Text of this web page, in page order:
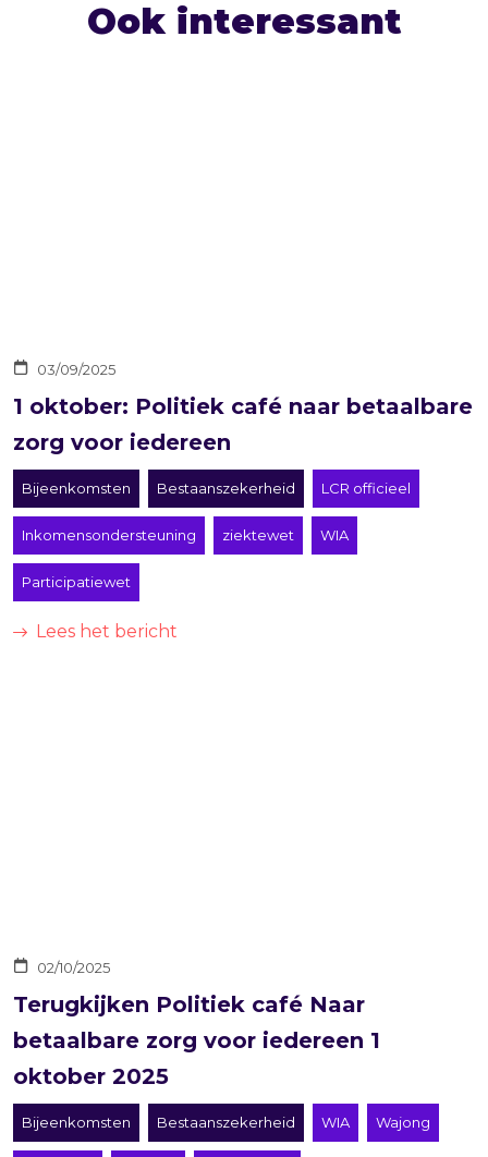
Ook interessant
03/09/2025
1 oktober: Politiek café naar betaalbare
zorg voor iedereen
Bijeenkomsten Bestaanszekerheid LCR officieel
Inkomensondersteuning ziektewet WIA
Participatiewet
Lees het bericht
02/10/2025
Terugkijken Politiek café Naar
betaalbare zorg voor iedereen 1
oktober 2025
Bijeenkomsten Bestaanszekerheid WIA Wajong